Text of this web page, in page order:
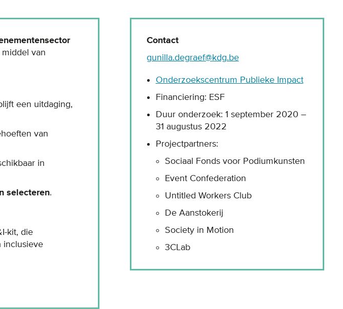
van
een uitdaging,
van
in
selecteren.
kit, die
inclusieve
Contact
gunilla.degraef@kdg.be
Onderzoekscentrum Publieke Impact
Financiering: ESF
Duur onderzoek: 1 september 2020 –
31 augustus 2022
Projectpartners:
Sociaal Fonds voor Podiumkunsten
Event Confederation
Untitled Workers Club
De Aanstokerij
Society in Motion
3CLab